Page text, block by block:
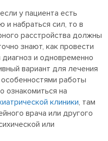
у пациента есть
набраться сил, то в
расстройства должны
знают, как провести
диагноз и одновременно
вариант для лечения
работы
ознакомиться на
клиники, там
врача или другого
или